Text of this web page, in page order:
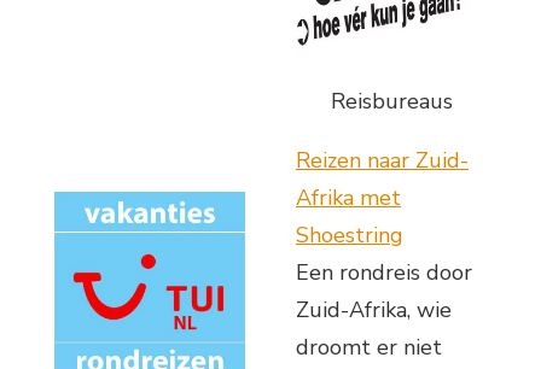
Reisbureaus
Reizen naar Zuid-
Afrika met
Shoestring
Een rondreis door
Zuid-Afrika, wie
droomt er niet